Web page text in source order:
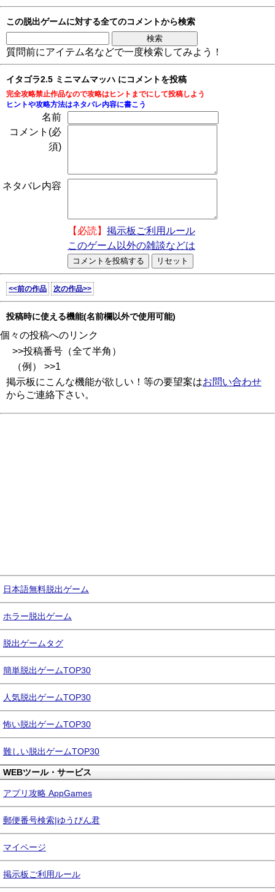
この脱出ゲームに対する全てのコメントから検索
質問前にアイテム名などで一度検索してみよう！
イタゴラ2.5 ミニマムマッハ にコメントを投稿
完全攻略禁止作品なので攻略はヒントまでにして投稿しよう
ヒントや攻略方法はネタバレ内容に書こう
名前
コメント(必
須)
ネタバレ内容
【必読】 掲示板ご利用ルール
このゲーム以外の雑談などは
<<前の作品 次の作品>>
投稿時に使える機能(名前欄以外で使用可能)
個々の投稿へのリンク
>>投稿番号（全て半角）
（例） >>1
掲示板にこんな機能が欲しい！等の要望案はお問い合わせ
からご連絡下さい。
日本語無料脱出ゲーム
ホラー脱出ゲーム
脱出ゲームタグ
簡単脱出ゲームTOP30
人気脱出ゲームTOP30
怖い脱出ゲームTOP30
難しい脱出ゲームTOP30
WEBツール・サービス
アプリ攻略 AppGames
郵便番号検索|ゆうびん君
マイページ
掲示板ご利用ルール